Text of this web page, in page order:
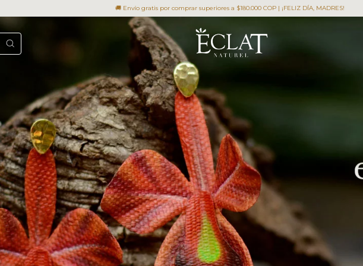
🚚 Envío gratis por comprar superiores a $180.000 COP | ¡FELIZ DÍA, MADRES!